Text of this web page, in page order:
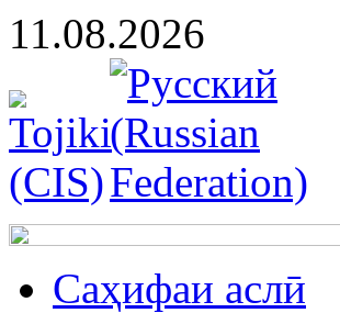
11.08.2026
Cаҳифаи аслӣ